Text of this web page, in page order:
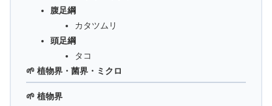
腹足綱
カタツムリ
頭足綱
タコ
🌱 植物界・菌界・ミクロ
🌱 植物界